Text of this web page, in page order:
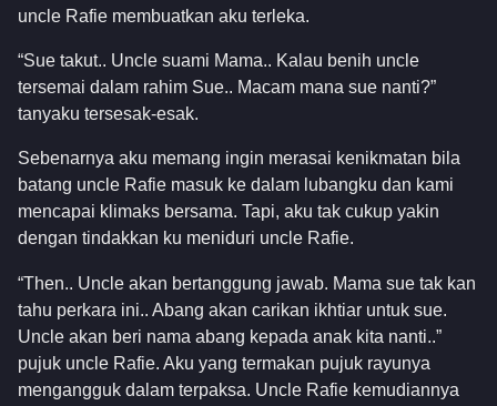
uncle Rafie membuatkan aku terleka.
“Sue takut.. Uncle suami Mama.. Kalau benih uncle
tersemai dalam rahim Sue.. Macam mana sue nanti?”
tanyaku tersesak-esak.
Sebenarnya aku memang ingin merasai kenikmatan bila
batang uncle Rafie masuk ke dalam lubangku dan kami
mencapai klimaks bersama. Tapi, aku tak cukup yakin
dengan tindakkan ku meniduri uncle Rafie.
“Then.. Uncle akan bertanggung jawab. Mama sue tak kan
tahu perkara ini.. Abang akan carikan ikhtiar untuk sue.
Uncle akan beri nama abang kepada anak kita nanti..”
pujuk uncle Rafie. Aku yang termakan pujuk rayunya
mengangguk dalam terpaksa. Uncle Rafie kemudiannya